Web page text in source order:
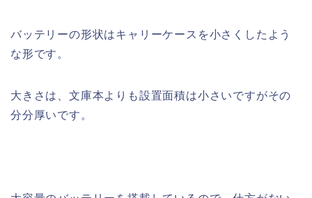
バッテリーの形状はキャリーケースを小さくしたよう
な形です。
大きさは、文庫本よりも設置面積は小さいですがその
分分厚いです。